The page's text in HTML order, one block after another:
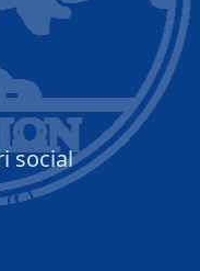
social